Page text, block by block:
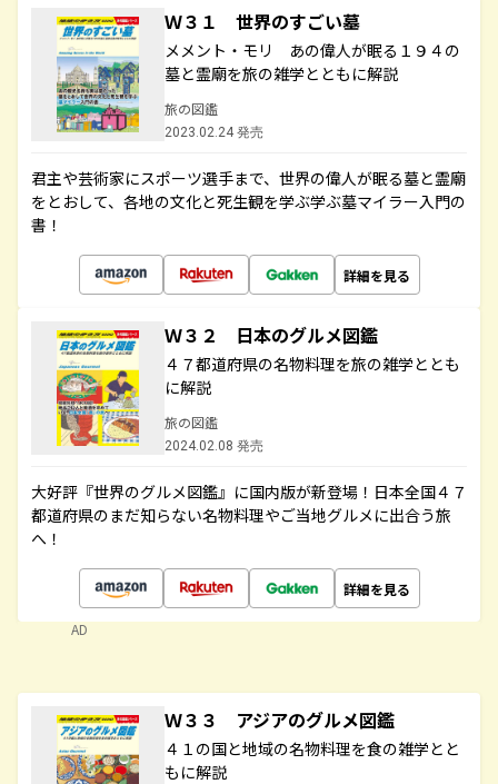
Ｗ３１ 世界のすごい墓
メメント・モリ あの偉人が眠る１９４の
墓と霊廟を旅の雑学とともに解説
旅の図鑑
2023.02.24 発売
君主や芸術家にスポーツ選手まで、世界の偉人が眠る墓と霊廟
をとおして、各地の文化と死生観を学ぶ学ぶ墓マイラー入門の
書！
詳細を見る
Ｗ３２ 日本のグルメ図鑑
４７都道府県の名物料理を旅の雑学ととも
に解説
旅の図鑑
2024.02.08 発売
大好評『世界のグルメ図鑑』に国内版が新登場！日本全国４７
都道府県のまだ知らない名物料理やご当地グルメに出合う旅
へ！
詳細を見る
AD
Ｗ３３ アジアのグルメ図鑑
４１の国と地域の名物料理を食の雑学とと
もに解説